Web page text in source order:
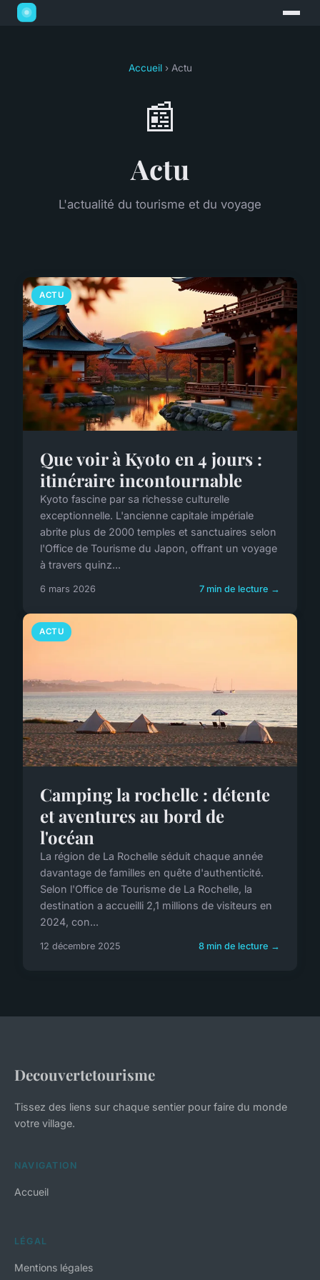
Accueil› Actu
📰
Actu
L'actualité du tourisme et du voyage
ACTU
Que voir à Kyoto en 4 jours :
itinéraire incontournable
Kyoto fascine par sa richesse culturelle
exceptionnelle. L'ancienne capitale impériale
abrite plus de 2000 temples et sanctuaires selon
l'Office de Tourisme du Japon, offrant un voyage
à travers quinz...
6 mars 2026 7 min de lecture →
ACTU
Camping la rochelle : détente
et aventures au bord de
l'océan
La région de La Rochelle séduit chaque année
davantage de familles en quête d'authenticité.
Selon l'Office de Tourisme de La Rochelle, la
destination a accueilli 2,1 millions de visiteurs en
2024, con...
12 décembre 2025 8 min de lecture →
Decouvertetourisme
Tissez des liens sur chaque sentier pour faire du monde
votre village.
NAVIGATION
Accueil
LÉGAL
Mentions légales